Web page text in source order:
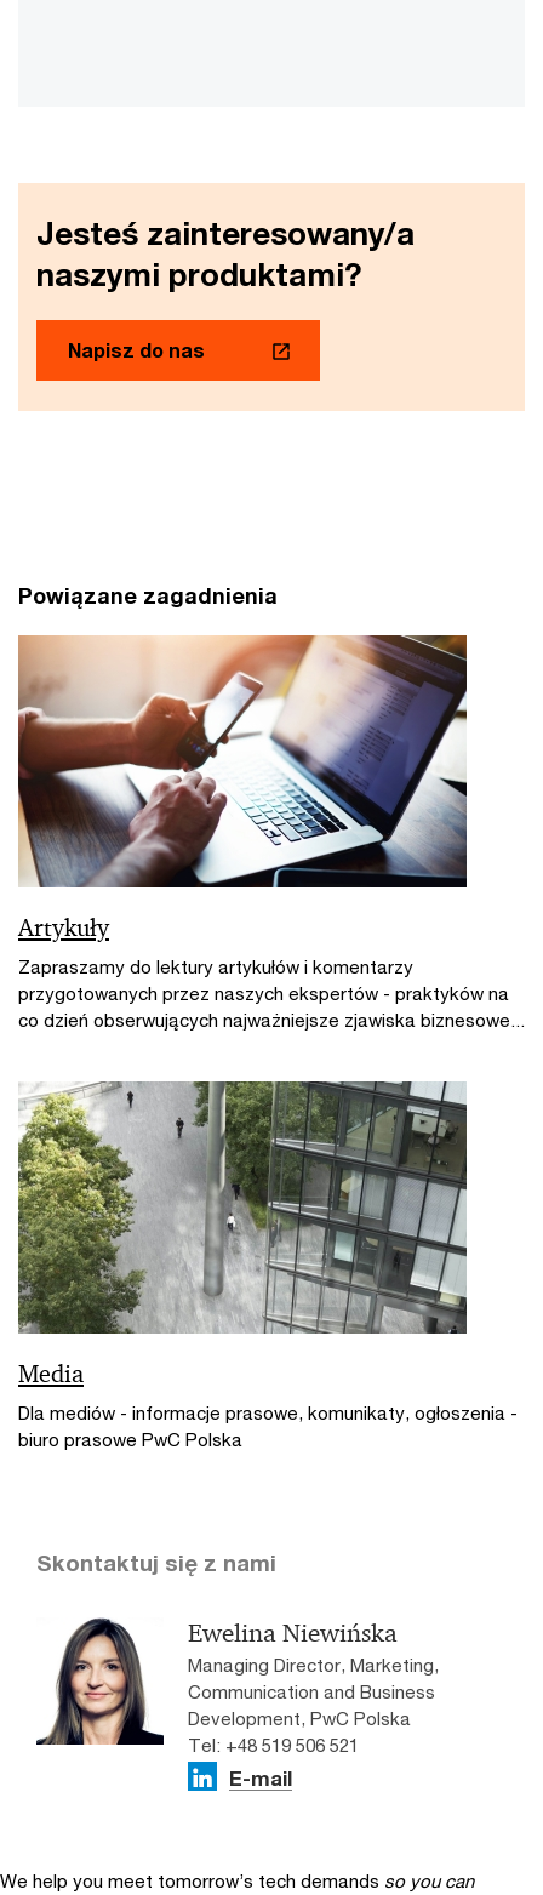
Jesteś zainteresowany/a
naszymi produktami?
Napisz do nas
Powiązane zagadnienia
Artykuły
Zapraszamy do lektury artykułów i komentarzy
przygotowanych przez naszych ekspertów - praktyków na
co dzień obserwujących najważniejsze zjawiska biznesowe...
Media
Dla mediów - informacje prasowe, komunikaty, ogłoszenia -
biuro prasowe PwC Polska
Skontaktuj się z nami
Ewelina Niewińska
Managing Director, Marketing,
Communication and Business
Development, PwC Polska
Tel: +48 519 506 521
E-mail
We help you meet tomorrow’s tech demands so you can